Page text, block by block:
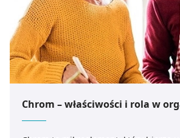
Chrom – właściwości i rola w